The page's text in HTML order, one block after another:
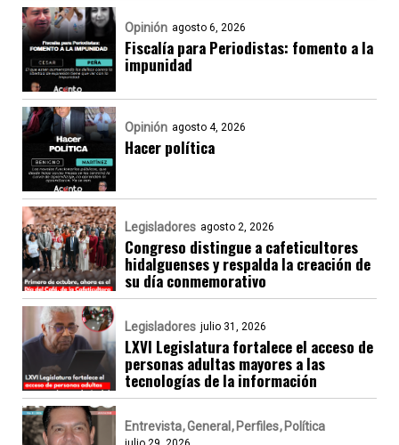
Opinión agosto 6, 2026
Fiscalía para Periodistas: fomento a la
impunidad
Opinión agosto 4, 2026
Hacer política
Legisladores agosto 2, 2026
Congreso distingue a cafeticultores
hidalguenses y respalda la creación de
su día conmemorativo
Legisladores julio 31, 2026
LXVI Legislatura fortalece el acceso de
personas adultas mayores a las
tecnologías de la información
Entrevista General Perfiles Política